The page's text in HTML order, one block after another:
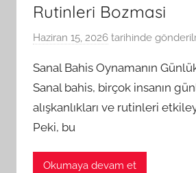
Rutinleri Bozmasi
Haziran 15, 2026 tarihinde
Sanal Bahis Oynamanın
Sanal bahis, birçok insanın
alışkanlıkları ve rutinleri
Peki, bu
Okumaya devam et